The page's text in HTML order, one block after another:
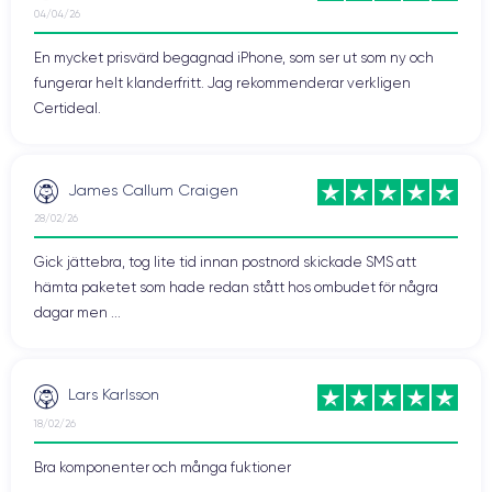
Att veta: iPhone 12 har MagSafe-teknik som möjliggör trådlös
laddning vid 15 W.
För att avsluta med de fysiska
Innan vi går vidare till de tekniska specifikationerna vill vi fokusera
på två specifika punkter.
ligga i vatten i 30 minuter. Perfekt för användning på stranden
eller i poolen.
varianter).
Specifikationer för iPhone 12
04/04/26
En mycket prisvärd begagnad iPhone, som ser ut som ny och
fungerar helt klanderfritt. Jag rekommenderar verkligen
Certideal.
James Callum Craigen
28/02/26
Gick jättebra, tog lite tid innan postnord skickade SMS att
hämta paketet som hade redan stått hos ombudet för några
dagar men ...
Lars Karlsson
18/02/26
Bra komponenter och många fuktioner